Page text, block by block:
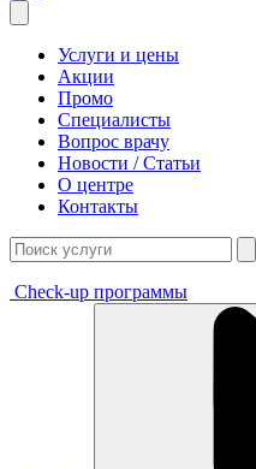
Услуги и цены
Акции
Промо
Специалисты
Вопрос врачу
Новости / Статьи
О центре
Контакты
Check-up программы